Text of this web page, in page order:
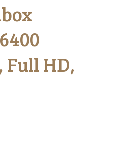
Full HD,